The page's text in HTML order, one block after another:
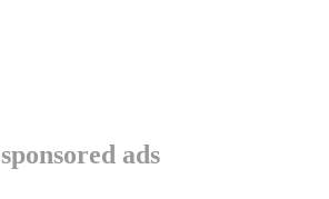
sponsored ads